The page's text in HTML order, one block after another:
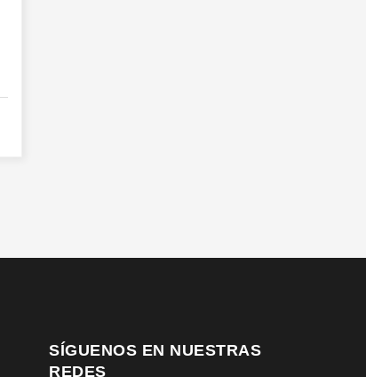
SÍGUENOS EN NUESTRAS
REDES